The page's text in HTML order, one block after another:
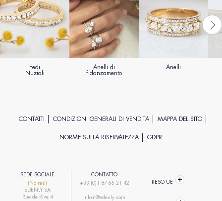
Fedi
Nuziali
Anelli di
fidanzamento
Anelli
CONTATTI CONDIZIONI GENERALI DI VENDITA MAPPA DEL SITO
NORME SULLA RISERVATEZZA GDPR
SEDE SOCIALE
(No resi)
EDENLY SA
Rue de Rive 4
CONTATTO
+33 (0)1 87 66 21 42
info-it@edenly.com
RESO UE